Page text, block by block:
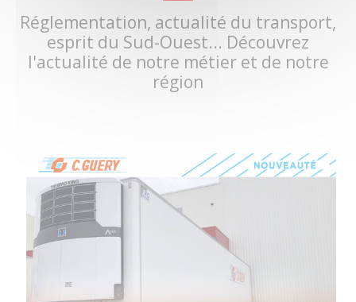
Réglementation, actualité du transport,
esprit du Sud-Ouest... Découvrez
l'actualité de notre métier et de notre
région